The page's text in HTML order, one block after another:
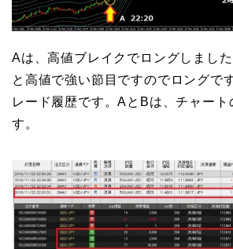
Aは、高値ブレイクでロングしまし
と高値で強い節目ですのでロングで
レード履歴です。AとBは、チャー
す。